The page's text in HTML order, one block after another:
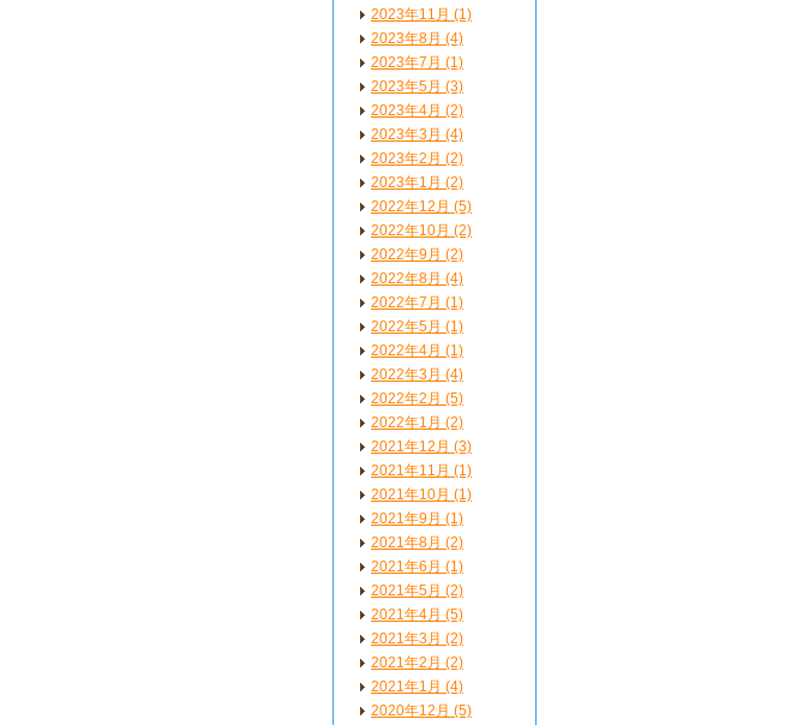
2023年11月 (1)
2023年8月 (4)
2023年7月 (1)
2023年5月 (3)
2023年4月 (2)
2023年3月 (4)
2023年2月 (2)
2023年1月 (2)
2022年12月 (5)
2022年10月 (2)
2022年9月 (2)
2022年8月 (4)
2022年7月 (1)
2022年5月 (1)
2022年4月 (1)
2022年3月 (4)
2022年2月 (5)
2022年1月 (2)
2021年12月 (3)
2021年11月 (1)
2021年10月 (1)
2021年9月 (1)
2021年8月 (2)
2021年6月 (1)
2021年5月 (2)
2021年4月 (5)
2021年3月 (2)
2021年2月 (2)
2021年1月 (4)
2020年12月 (5)